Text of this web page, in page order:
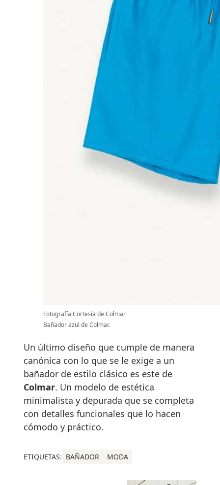
Fotografía:Cortesía de Colmar
Bañador azul de Colmar.
Un último diseño que cumple de manera
canónica con lo que se le exige a un
bañador de estilo clásico es este de
Colmar. Un modelo de estética
minimalista y depurada que se completa
con detalles funcionales que lo hacen
cómodo y práctico.
ETIQUETAS: BAÑADOR MODA